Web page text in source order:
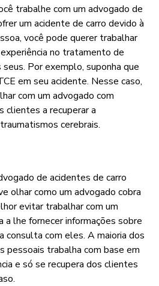
trabalhe com um advogado de
um acidente de carro devido à
você pode querer trabalhar
no tratamento de
Por exemplo, suponha que
em seu acidente. Nesse caso,
com um advogado com
clientes a recuperar a
cerebrais.
de acidentes de carro
olhar como um advogado cobra
evitar trabalhar com um
a lhe fornecer informações sobre
consulta com eles. A maioria dos
pessoais trabalha com base em
e só se recupera dos clientes